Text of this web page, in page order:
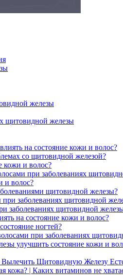
железы
щитовидной железы
на состояние кожи и волос?
со щитовидной железой?
кожи и волос?
при заболеваниях
и волос?
щитовидной железы?
заболеваниях щитовидной
заболеваниях щитовидной
на состояние кожи и волос?
ногтей?
при заболеваниях
улучшить состояние кожи и
Щитовидную Железу
кожа? | Каких витаминов не